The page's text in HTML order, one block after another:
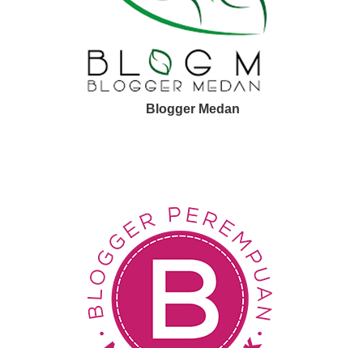
Blogger Medan